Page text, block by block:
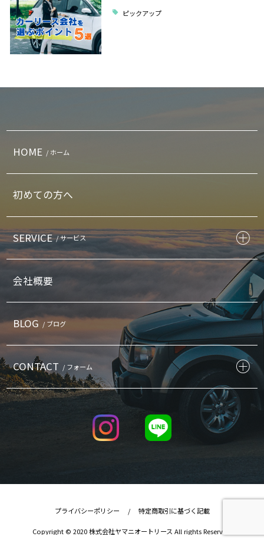
ピックアップ
HOME / ホーム
初めての方へ
SERVICE / サービス
会社概要
BLOG / ブログ
CONTACT / フォーム
プライバシーポリシー / 特定商取引に基づく記載
Copyright © 2020 株式会社ヤマニオートリース All rights Reserved.